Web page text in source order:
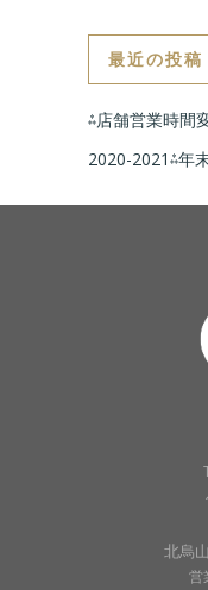
最近の投稿
⁂店舗営業時間
2020-2021⁂年
北烏
営